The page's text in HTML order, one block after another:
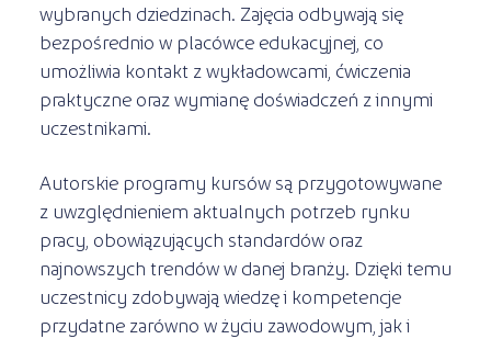
wybranych dziedzinach. Zajęcia odbywają się
bezpośrednio w placówce edukacyjnej, co
umożliwia kontakt z wykładowcami, ćwiczenia
praktyczne oraz wymianę doświadczeń z innymi
uczestnikami.
Autorskie programy kursów są przygotowywane
z uwzględnieniem aktualnych potrzeb rynku
pracy, obowiązujących standardów oraz
najnowszych trendów w danej branży. Dzięki temu
uczestnicy zdobywają wiedzę i kompetencje
przydatne zarówno w życiu zawodowym, jak i